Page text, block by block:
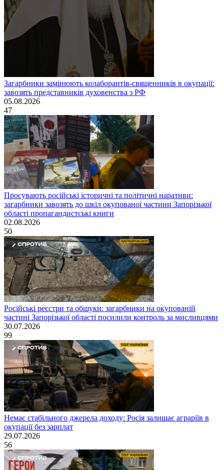
Загарбники замінюють колаборантів-священників в окупації:
завозять представників духовенства з РФ
05.08.2026
47
Просувають російські історичні та політичні наративи:
загарбники завозять до шкіл окупованої частини Запорізької
області пропагандистські книги
02.08.2026
50
Російські реєстри та обшуки: загарбники на окупованій
частині Запорізької області посилили контроль за мисливцями
30.07.2026
99
Немає стабільного джерела доходу: Росія залишає аграріїв в
окупації без зарплат
29.07.2026
56